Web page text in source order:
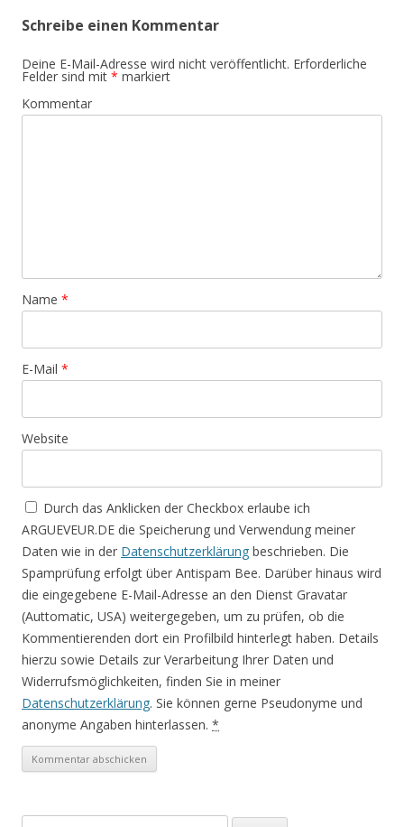
Schreibe einen Kommentar
Deine E-Mail-Adresse wird nicht veröffentlicht. Erforderliche
Felder sind mit * markiert
Kommentar
Name *
E-Mail *
Website
Durch das Anklicken der Checkbox erlaube ich
ARGUEVEUR.DE die Speicherung und Verwendung meiner
Daten wie in der Datenschutzerklärung beschrieben. Die
Spamprüfung erfolgt über Antispam Bee. Darüber hinaus wird
die eingegebene E-Mail-Adresse an den Dienst Gravatar
(Auttomatic, USA) weitergegeben, um zu prüfen, ob die
Kommentierenden dort ein Profilbild hinterlegt haben. Details
hierzu sowie Details zur Verarbeitung Ihrer Daten und
Widerrufsmöglichkeiten, finden Sie in meiner
Datenschutzerklärung. Sie können gerne Pseudonyme und
anonyme Angaben hinterlassen. *